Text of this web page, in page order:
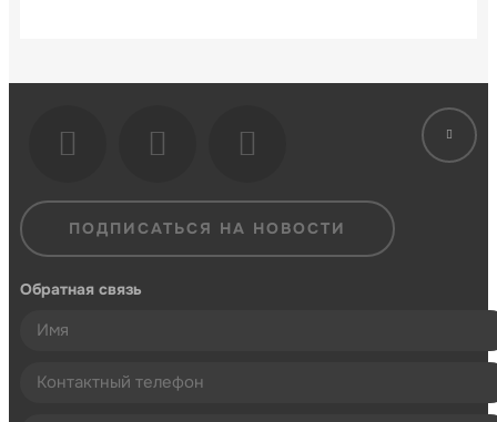
ПОДПИСАТЬСЯ НА НОВОСТИ
Обратная связь